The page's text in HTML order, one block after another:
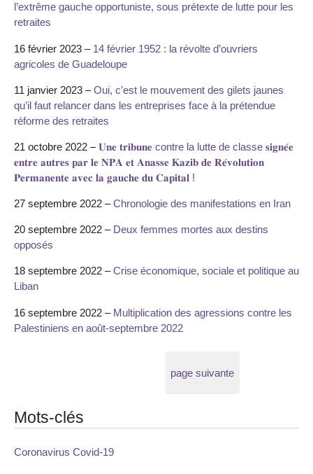
l’extrême gauche opportuniste, sous prétexte de lutte pour les
retraites
16 février 2023 – 14 février 1952 : la révolte d’ouvriers
agricoles de Guadeloupe
11 janvier 2023 –Oui, c’est le mouvement des gilets jaunes
qu’il faut relancer dans les entreprises face à la prétendue
réforme des retraites
21 octobre 2022 –𝐔𝐧𝐞 𝐭𝐫𝐢𝐛𝐮𝐧𝐞 contre la lutte de classe 𝐬𝐢𝐠𝐧𝐞́𝐞
𝐞𝐧𝐭𝐫𝐞 𝐚𝐮𝐭𝐫𝐞𝐬 𝐩𝐚𝐫 𝐥𝐞 𝐍𝐏𝐀 𝐞𝐭 𝐀𝐧𝐚𝐬𝐬𝐞 𝐊𝐚𝐳𝐢𝐛 𝐝𝐞 𝐑𝐞́𝐯𝐨𝐥𝐮𝐭𝐢𝐨𝐧
𝐏𝐞𝐫𝐦𝐚𝐧𝐞𝐧𝐭𝐞 𝐚𝐯𝐞𝐜 𝐥𝐚 𝐠𝐚𝐮𝐜𝐡𝐞 𝐝𝐮 𝐂𝐚𝐩𝐢𝐭𝐚𝐥 !
27 septembre 2022 –Chronologie des manifestations en Iran
20 septembre 2022 – Deux femmes mortes aux destins
opposés
18 septembre 2022 –Crise économique, sociale et politique au
Liban
16 septembre 2022 – Multiplication des agressions contre les
Palestiniens en août-septembre 2022
page suivante
Mots-clés
Coronavirus Covid-19